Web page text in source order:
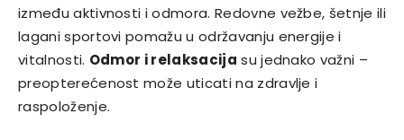
između aktivnosti i odmora. Redovne vežbe, šetnje ili
lagani sportovi pomažu u održavanju energije i
vitalnosti. Odmor i relaksacija su jednako važni –
preopterećenost može uticati na zdravlje i
raspoloženje.